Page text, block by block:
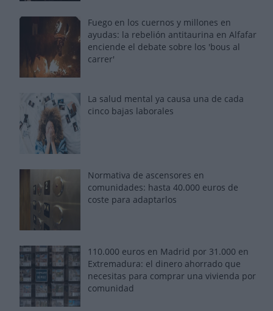
Fuego en los cuernos y millones en
ayudas: la rebelión antitaurina en Alfafar
enciende el debate sobre los 'bous al
carrer'
La salud mental ya causa una de cada
cinco bajas laborales
Normativa de ascensores en
comunidades: hasta 40.000 euros de
coste para adaptarlos
110.000 euros en Madrid por 31.000 en
Extremadura: el dinero ahorrado que
necesitas para comprar una vivienda por
comunidad